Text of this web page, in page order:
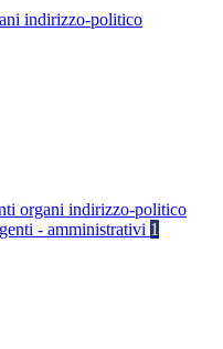
indirizzo-politico
organi indirizzo-politico
- amministrativi 1